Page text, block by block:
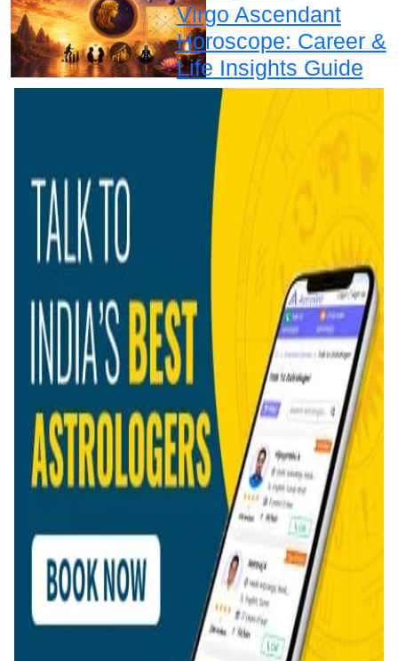
Virgo Ascendant
Horoscope: Career &
Life Insights Guide